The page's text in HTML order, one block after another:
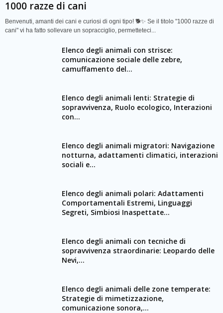
1000 razze di cani
Benvenuti, amanti dei cani e curiosi di ogni tipo! 🐕✨ Se il titolo "1000 razze di
cani" vi ha fatto sollevare un sopracciglio, permetteteci...
Elenco degli animali con strisce:
comunicazione sociale delle zebre,
camuffamento del...
Elenco degli animali lenti: Strategie di
sopravvivenza, Ruolo ecologico, Interazioni
con...
Elenco degli animali migratori: Navigazione
notturna, adattamenti climatici, interazioni
sociali e...
Elenco degli animali polari: Adattamenti
Comportamentali Estremi, Linguaggi
Segreti, Simbiosi Inaspettate...
Elenco degli animali con tecniche di
sopravvivenza straordinarie: Leopardo delle
Nevi,...
Elenco degli animali delle zone temperate:
Strategie di mimetizzazione,
comunicazione sonora,...